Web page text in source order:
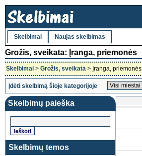
Skelbimai Naujas skelbimas
Grožis, sveikata: Įranga, priemonės
Skelbimai > Grožis, sveikata > Įranga, priemonės
Įdėti skelbimą šioje kategorijoje
Skelbimų paieška
Skelbimų temos